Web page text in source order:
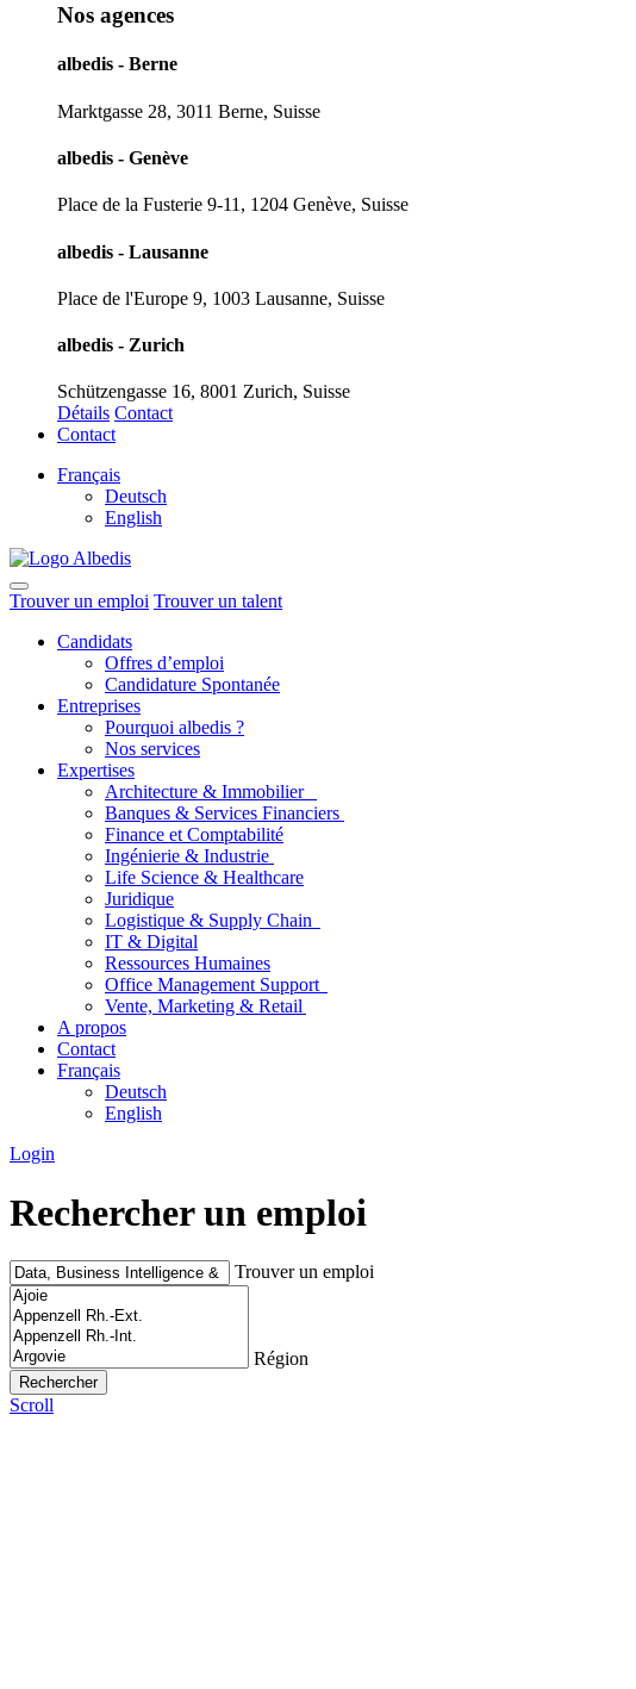
Nos agences
albedis - Berne
Marktgasse 28, 3011 Berne, Suisse
albedis - Genève
Place de la Fusterie 9-11, 1204 Genève, Suisse
albedis - Lausanne
Place de l'Europe 9, 1003 Lausanne, Suisse
albedis - Zurich
Schützengasse 16, 8001 Zurich, Suisse
Détails Contact
Contact
Français
Deutsch
English
Trouver un emploi Trouver un talent
Candidats
Offres d’emploi
Candidature Spontanée
Entreprises
Pourquoi albedis ?
Nos services
Expertises
Architecture & Immobilier
Banques & Services Financiers
Finance et Comptabilité
Ingénierie & Industrie
Life Science & Healthcare
Juridique
Logistique & Supply Chain
IT & Digital
Ressources Humaines
Office Management Support
Vente, Marketing & Retail
A propos
Contact
Français
Deutsch
English
Login
Rechercher un emploi
Trouver un emploi
Région
Scroll